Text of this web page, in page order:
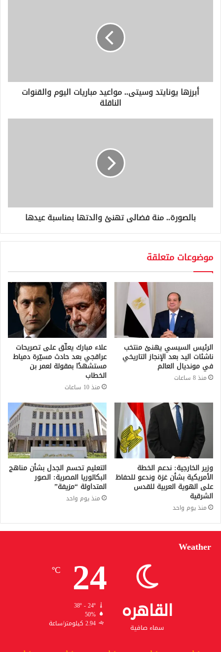
ر
أبرزها يونايتد وسيتى.. مواعيد مباريات اليوم والقنوات
الناقلة
بالصورة.. منة فضالى تهنئ والدتها بمناسبة عيدها
موضوعات متعلقة
الرئيس السيسي يهنئ منتخب
ناشئات اليد بعد الإنجاز التاريخي
في مونديال العالم
منذ 8 ساعات
علاء مبارك يعلّق على تصريحات
عراقجي بعد حادث مسيّرة دمياط
مستشهدًا بمقولة لعمر بن
الخطاب
منذ 10 ساعات
وزير الخارجية: ندعم الخطة
الأمريكية بشأن غزة وندعو للحفاظ
على الهوية العربية للقدس
الشرقية
منذ يوم واحد
التعليم تحسم الجدل بشأن مناهج
البكالوريا المصرية: الصور
المتداولة “مزيفة”
منذ يوم واحد
Weather
القاهره
سماء صافية
24
℃
38º - 24º
50%
2.94 كيلومتر/ساعة